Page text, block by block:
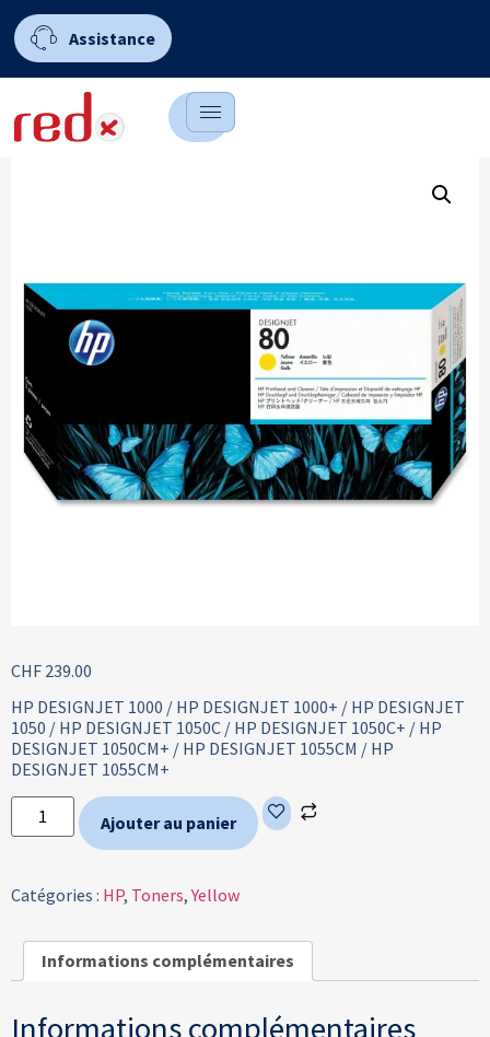
Assistance
0
CHF 239.00
HP DESIGNJET 1000 / HP DESIGNJET 1000+ / HP DESIGNJET
1050 / HP DESIGNJET 1050C / HP DESIGNJET 1050C+ / HP
DESIGNJET 1050CM+ / HP DESIGNJET 1055CM / HP
DESIGNJET 1055CM+
Ajouter au panier
Catégories : HP, Toners,Yellow
Informations complémentaires
Informations complémentaires